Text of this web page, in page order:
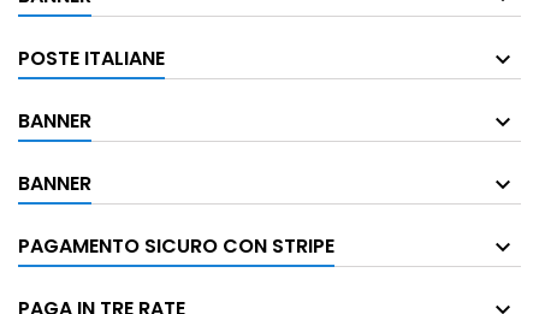
POSTE ITALIANE
BANNER
BANNER
PAGAMENTO SICURO CON STRIPE